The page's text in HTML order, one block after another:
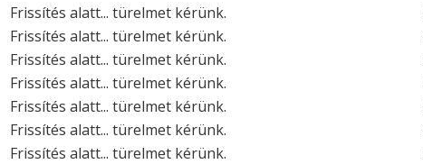
Frissítés alatt... türelmet kérünk.
Frissítés alatt... türelmet kérünk.
Frissítés alatt... türelmet kérünk.
Frissítés alatt... türelmet kérünk.
Frissítés alatt... türelmet kérünk.
Frissítés alatt... türelmet kérünk.
Frissítés alatt... türelmet kérünk.